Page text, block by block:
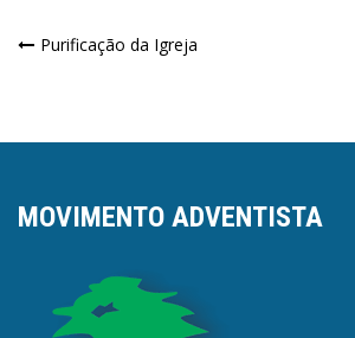
Navegação
Purificação da Igreja
MOVIMENTO ADVENTISTA